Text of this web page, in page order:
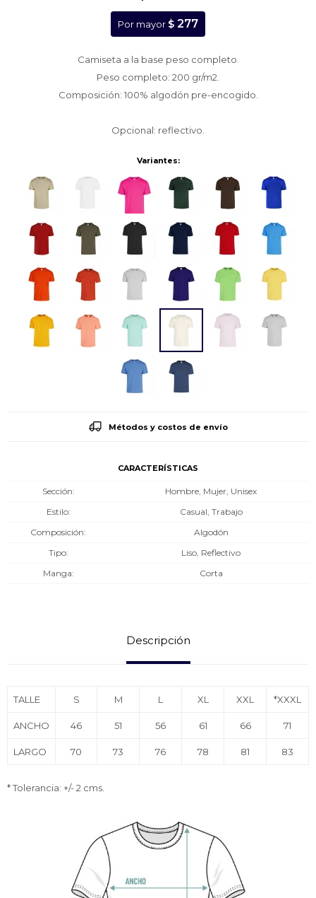
Por mayor $ 277
Camiseta a la base peso completo.
Peso completo: 200 gr/m2.
Composición: 100% algodón pre-encogido.
Opcional: reflectivo.
Variantes:
Métodos y costos de envío
CARACTERÍSTICAS
Sección
Hombre, Mujer, Unisex
Estilo
Casual, Trabajo
Composición
Algodón
Tipo
Liso, Reflectivo
Manga
Corta
Descripción
TALLE S M L XL XXL *XXXL
ANCHO 46 51 56 61 66 71
LARGO 70 73 76 78 81 83
* Tolerancia: +/- 2 cms.